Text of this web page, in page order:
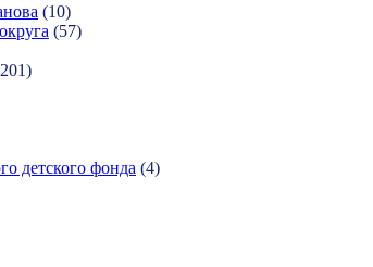
(10)
(57)
детского фонда (4)